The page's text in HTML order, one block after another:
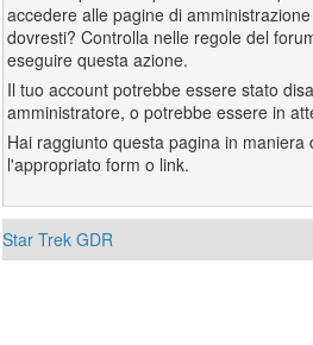
accedere alle pagine di
dovresti? Controlla nelle regole del
eseguire questa azione.
Il tuo account potrebbe essere stato
amministratore, o potrebbe essere in
Hai raggiunto questa pagina in maniera
l'appropriato form o link.
Star Trek GDR